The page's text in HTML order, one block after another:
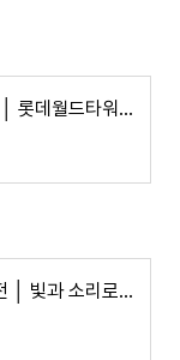
2025 청춘 커피 페스티벌 │ 롯데월드타워 잔디광장 : 시음회·라이브 공연
2025 아르떼뮤지엄 특별전 │ 빛과 소리로 전하는 자연의 감동